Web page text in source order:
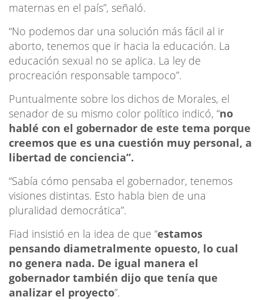
maternas en el país”, señaló.
“No podemos dar una solución más fácil al ir
aborto, tenemos que ir hacia la educación. La
educación sexual no se aplica. La ley de
procreación responsable tampoco”.
Puntualmente sobre los dichos de Morales, el
senador de su mismo color político indicó, “no
hablé con el gobernador de este tema porque
creemos que es una cuestión muy personal, a
libertad de conciencia”.
“Sabía cómo pensaba el gobernador, tenemos
visiones distintas. Esto habla bien de una
pluralidad democrática”.
Fiad insistió en la idea de que “estamos
pensando diametralmente opuesto, lo cual
no genera nada. De igual manera el
gobernador también dijo que tenía que
analizar el proyecto”.